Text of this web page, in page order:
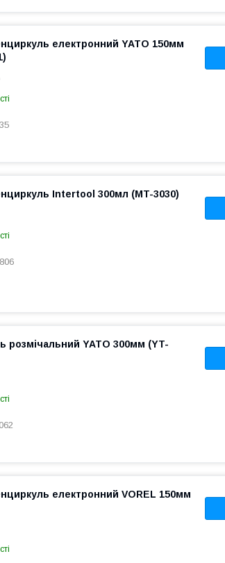
електронний YATO 150мм
Intertool 300мл (MT-3030)
розмічальний YATO 300мм (YT-
електронний VOREL 150мм